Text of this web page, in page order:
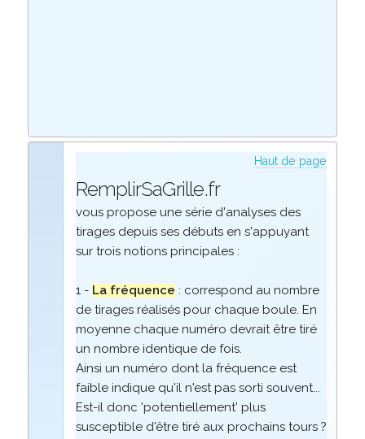
Haut de page
RemplirSaGrille.fr
vous propose une série d'analyses des
tirages depuis ses débuts en s'appuyant
sur trois notions principales :
1 - La fréquence : correspond au nombre
de tirages réalisés pour chaque boule. En
moyenne chaque numéro devrait être tiré
un nombre identique de fois.
Ainsi un numéro dont la fréquence est
faible indique qu'il n'est pas sorti souvent...
Est-il donc 'potentiellement' plus
susceptible d'être tiré aux prochains tours ?